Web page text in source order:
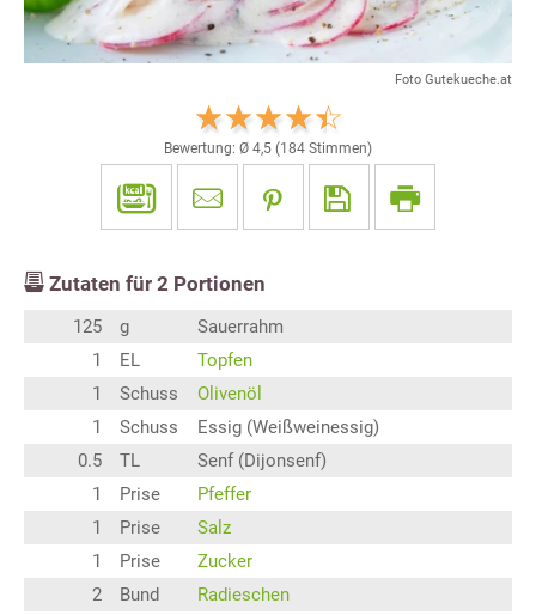
Foto Gutekueche.at
Bewertung: Ø 4,5 (184 Stimmen)
Zutaten für 2 Portionen
125 g
Sauerrahm
1
EL
Topfen
1
Schuss
Olivenöl
1
Schuss
Essig (Weißweinessig)
0.5
TL
Senf (Dijonsenf)
1
Prise
Pfeffer
1
Prise
Salz
1
Prise
Zucker
2
Bund
Radieschen